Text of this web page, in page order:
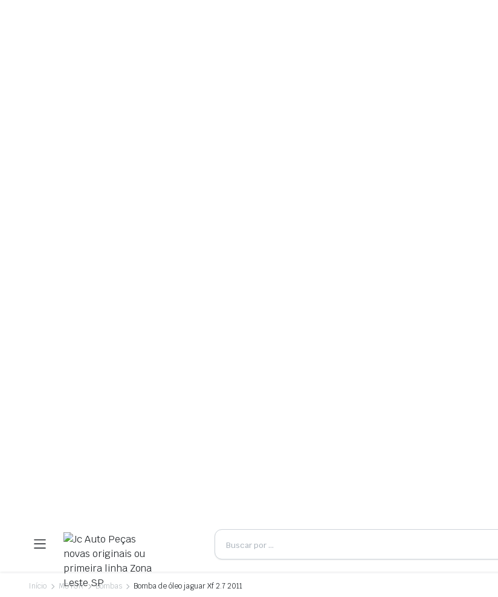
Início MOTOR Bombas Bomba de óleo jaguar Xf 2.7 2011